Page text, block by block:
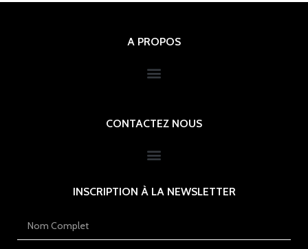
A PROPOS
CONTACTEZ NOUS
INSCRIPTION À LA NEWSLETTER